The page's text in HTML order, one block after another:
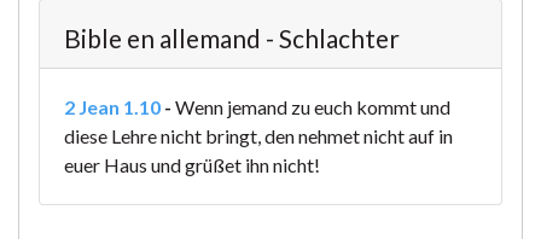
Bible en allemand - Schlachter
2 Jean 1.10 - Wenn jemand zu euch kommt und
diese Lehre nicht bringt, den nehmet nicht auf in
euer Haus und grüßet ihn nicht!